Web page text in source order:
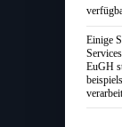
Einige
EuGH